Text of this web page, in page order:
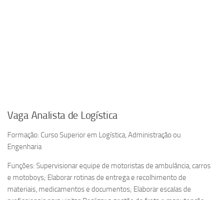
Vaga Analista de Logística
Formação: Curso Superior em Logística, Administração ou
Engenharia
Funções: Supervisionar equipe de motoristas de ambulância, carros
e motoboys; Elaborar rotinas de entrega e recolhimento de
materiais, medicamentos e documentos; Elaborar escalas de